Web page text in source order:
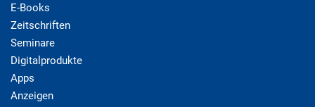
E-Books
Zeitschriften
Seminare
Digitalprodukte
Apps
Anzeigen